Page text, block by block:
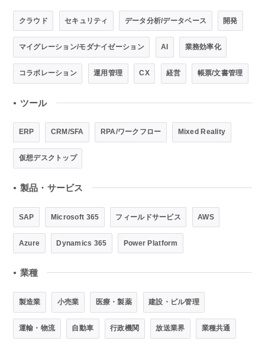
クラウド セキュリティ データ分析/データベース 開発
マイグレーション/モダナイゼーション AI 業務効率化
コラボレーション 運用管理 CX 経営 帳票/文書管理
● ツール
ERP CRM/SFA RPA/ワークフロー Mixed Reality
仮想デスクトップ
● 製品・サービス
SAP Microsoft 365 フィールドサービス AWS
Azure Dynamics 365 Power Platform
● 業種
製造業 小売業 医療・製薬 建設・ビル管理
運輸・物流 自動車 行政機関 放送業界 業種共通